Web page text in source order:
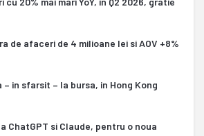
de afaceri de 4 milioane lei si AOV +8%
– in sfarsit – la bursa, in Hong Kong
ChatGPT si Claude, pentru o noua